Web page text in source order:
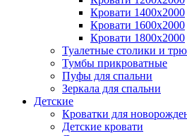
Кровати 1400х2000
Кровати 1600х2000
Кровати 1800х2000
Туалетные столики и
Тумбы прикроватные
Пуфы для спальни
Зеркала для спальни
Детские
Кроватки для
Детские кровати